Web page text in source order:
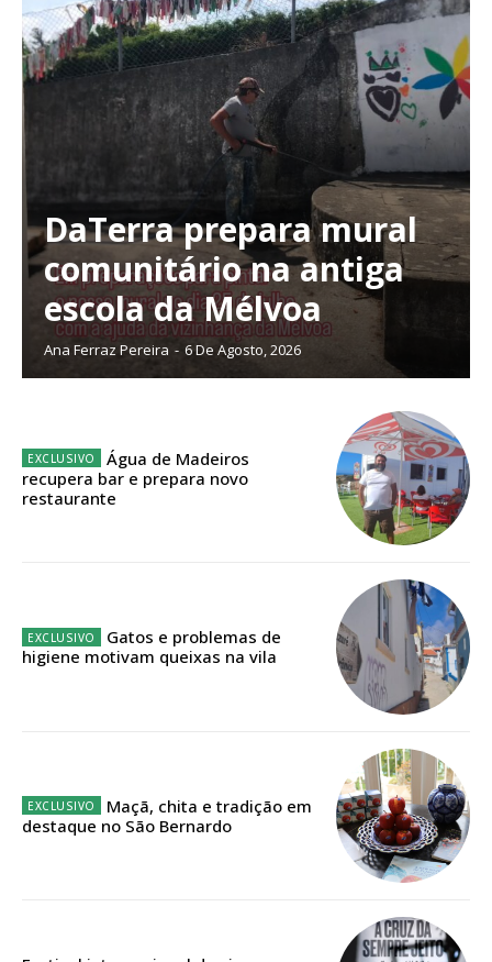
Planos de Assinatura
Faça-se assinante do Região de Cister e ajude-nos a manter este serviço
Escolha o plano de assinatura desejado:
32€
Edição em papel entregue à Quinta-feira em sua
DaTerra prepara mural
comunitário na antiga
escola da Mélvoa
Ana Ferraz Pereira - 6 De Agosto, 2026
Água de Madeiros
recupera bar e prepara novo
restaurante
Gatos e problemas de
higiene motivam queixas na vila
Maçã, chita e tradição em
destaque no São Bernardo